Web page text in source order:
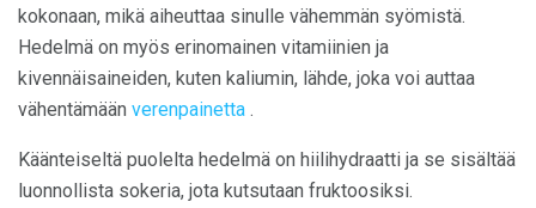
kokonaan, mikä aiheuttaa sinulle vähemmän syömistä.
Hedelmä on myös erinomainen vitamiinien ja
kivennäisaineiden, kuten kaliumin, lähde, joka voi auttaa
vähentämään verenpainetta .
Käänteiseltä puolelta hedelmä on hiilihydraatti ja se sisältää
luonnollista sokeria, jota kutsutaan fruktoosiksi.